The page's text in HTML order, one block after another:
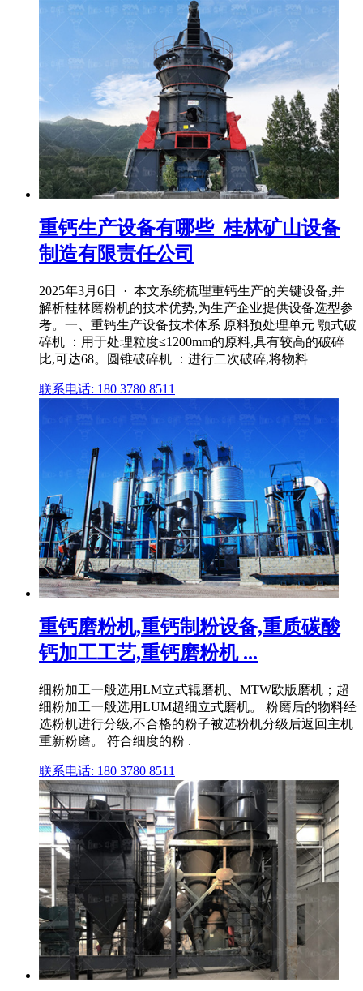
重钙生产设备有哪些_桂林矿山设备
制造有限责任公司
2025年3月6日 · 本文系统梳理重钙生产的关键设备,并
解析桂林磨粉机的技术优势,为生产企业提供设备选型参
考。一、重钙生产设备技术体系 原料预处理单元 颚式破
碎机 ：用于处理粒度≤1200mm的原料,具有较高的破碎
比,可达68。圆锥破碎机 ：进行二次破碎,将物料
联系电话: 180 3780 8511
重钙磨粉机,重钙制粉设备,重质碳酸
钙加工工艺,重钙磨粉机 ...
细粉加工一般选用LM立式辊磨机、MTW欧版磨机；超
细粉加工一般选用LUM超细立式磨机。 粉磨后的物料经
选粉机进行分级,不合格的粉子被选粉机分级后返回主机
重新粉磨。 符合细度的粉 .
联系电话: 180 3780 8511